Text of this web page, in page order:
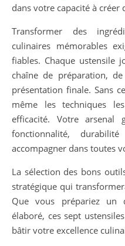
dans votre capacité à créer
Transformer des
culinaires mémorables
fiables. Chaque ustensile
chaîne de préparation,
présentation finale. Sans
même les techniques
efficacité. Votre arsenal
fonctionnalité,
accompagner dans toutes
La sélection des bons
stratégique qui
Que vous prépariez
élaboré, ces sept
bâtir votre excellence